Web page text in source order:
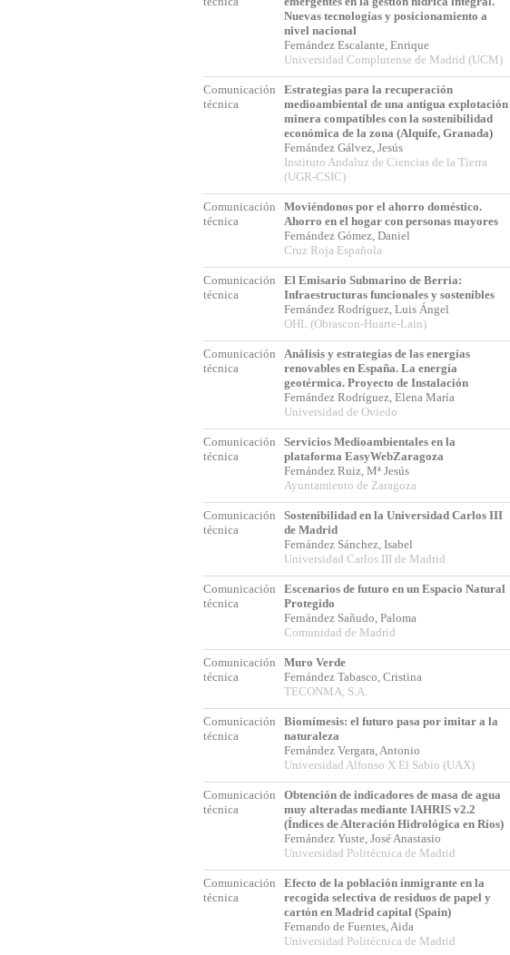
Nuevas tecnologías y posicionamiento a
nivel nacional
Fernández Escalante, Enrique
Universidad Complutense de Madrid (UCM)
Comunicación
técnica
Estrategias para la recuperación
medioambiental de una antigua explotación
minera compatibles con la sostenibilidad
económica de la zona (Alquife, Granada)
Fernández Gálvez, Jesús
Instituto Andaluz de Ciencias de la Tierra
(UGR-CSIC)
Comunicación
técnica
Moviéndonos por el ahorro doméstico.
Ahorro en el hogar con personas mayores
Fernández Gómez, Daniel
Cruz Roja Española
Comunicación
técnica
El Emisario Submarino de Berria:
Infraestructuras funcionales y sostenibles
Fernández Rodríguez, Luis Ángel
OHL (Obrascon-Huarte-Lain)
Comunicación
técnica
Análisis y estrategias de las energías
renovables en España. La energía
geotérmica. Proyecto de Instalación
Fernández Rodríguez, Elena María
Universidad de Oviedo
Comunicación
técnica
Servicios Medioambientales en la
plataforma EasyWebZaragoza
Fernández Ruiz, Mª Jesús
Ayuntamiento de Zaragoza
Comunicación
técnica
Sostenibilidad en la Universidad Carlos III
de Madrid
Fernández Sánchez, Isabel
Universidad Carlos III de Madrid
Comunicación
técnica
Escenarios de futuro en un Espacio Natural
Protegido
Fernández Sañudo, Paloma
Comunidad de Madrid
Comunicación
técnica
Muro Verde
Fernández Tabasco, Cristina
TECONMA, S.A.
Comunicación
técnica
Biomímesis: el futuro pasa por imitar a la
naturaleza
Fernández Vergara, Antonio
Universidad Alfonso X El Sabio (UAX)
Comunicación
técnica
Obtención de indicadores de masa de agua
muy alteradas mediante IAHRIS v2.2
(Índices de Alteración Hidrológica en Ríos)
Fernández Yuste, José Anastasio
Universidad Politécnica de Madrid
Comunicación
técnica
Efecto de la población inmigrante en la
recogida selectiva de residuos de papel y
cartón en Madrid capital (Spain)
Fernando de Fuentes, Aida
Universidad Politécnica de Madrid